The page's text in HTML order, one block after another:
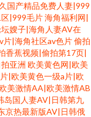
国产精品免费人妻|999
|999毛片海角福利网|
嫂子|海角人妻AV在
|海角社区av色片偷拍
香蕉视频|偷拍第17页|
亚洲 欧美黄色网|欧美
|欧美黄色一级a片|欧
美激情AA|欧美激情AB
岛国人妻AV|日韩第九
京热最新版AV|日韩俄